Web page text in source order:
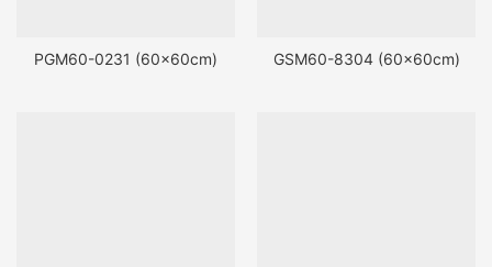
PGM60-0231 (60x60cm) GSM60-8304 (60x60cm)